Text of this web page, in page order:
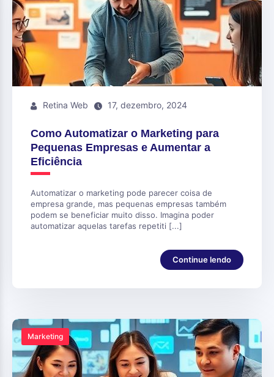
Retina Web 17, dezembro, 2024
Como Automatizar o Marketing para
Pequenas Empresas e Aumentar a
Eficiência
Automatizar o marketing pode parecer coisa de
empresa grande, mas pequenas empresas também
podem se beneficiar muito disso. Imagina poder
automatizar aquelas tarefas repetiti [...]
Continue lendo
Marketing